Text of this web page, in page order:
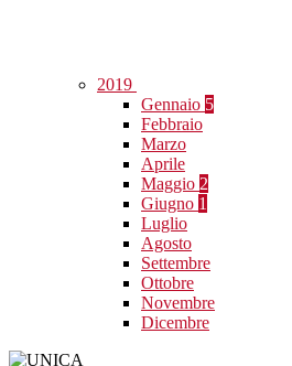
2019
Gennaio 5
Febbraio
Marzo
Aprile
Maggio 2
Giugno 1
Luglio
Agosto
Settembre
Ottobre
Novembre
Dicembre